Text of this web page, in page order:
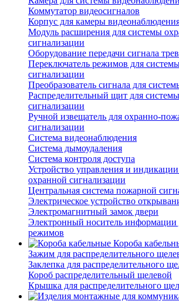
Коммутатор видеосигналов
Корпус для камеры
Модуль расширения для системы
сигнализации
Оборудование передачи сигнала
Переключатель режимов для
сигнализации
Преобразователь сигнала для
Распределительный щит для
сигнализации
Ручной извещатель для охранно-
сигнализации
Система видеонаблюдения
Система дымоудаления
Система контроля доступа
Устройство управления и
охранной сигнализации
Центральная система пожарной
Электрическое устройство
Электромагнитный замок двери
Электронный носитель информации
режимов
Короба
Зажим для распределительного
Заклепка для распределительного
Короб распределительный щелевой
Крышка для распределительного